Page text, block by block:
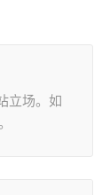
立场。如